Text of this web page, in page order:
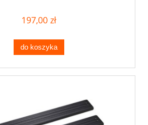
197,00 zł
do koszyka